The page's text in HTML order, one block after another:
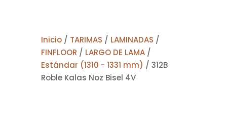
Inicio/ TARIMAS / LAMINADAS /
FINFLOOR / LARGO DE LAMA/
Estándar (1310 - 1331 mm) / 312B
Roble Kalas Noz Bisel 4V